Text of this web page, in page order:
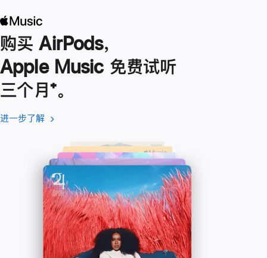
购买 AirPods，
Apple Music 免费试听
三个月脚
注
⁺。
进一步了解 进
了
解
-
Apple
Music
(在
口
中
打
开)